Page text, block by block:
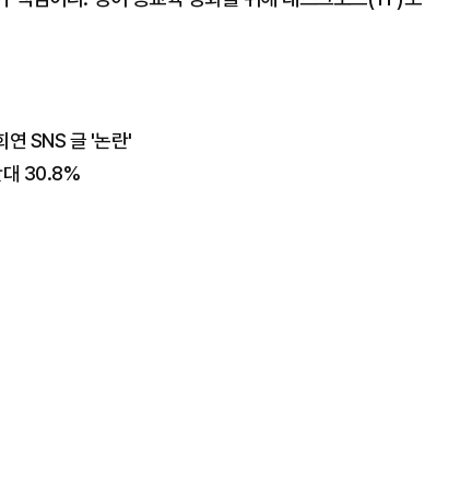
연 SNS 글 '논란'
대 30.8%